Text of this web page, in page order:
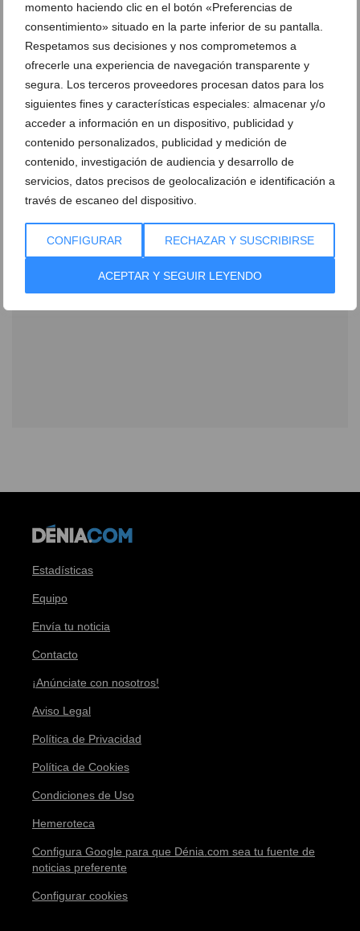
momento haciendo clic en el botón «Preferencias de
consentimiento» situado en la parte inferior de su pantalla.
Respetamos sus decisiones y nos comprometemos a
ofrecerle una experiencia de navegación transparente y
segura. Los terceros proveedores procesan datos para los
siguientes fines y características especiales: almacenar y/o
acceder a información en un dispositivo, publicidad y
contenido personalizados, publicidad y medición de
contenido, investigación de audiencia y desarrollo de
servicios, datos precisos de geolocalización e identificación a
través de escaneo del dispositivo.
CONFIGURAR RECHAZAR Y SUSCRIBIRSE
ACEPTAR Y SEGUIR LEYENDO
Ver promociones
Ver sorteos
Newsletter
Estadísticas
Equipo
Envía tu noticia
Contacto
¡Anúnciate con nosotros!
Aviso Legal
Política de Privacidad
Política de Cookies
Condiciones de Uso
Hemeroteca
Configura Google para que Dénia.com sea tu fuente de
noticias preferente
Configurar cookies